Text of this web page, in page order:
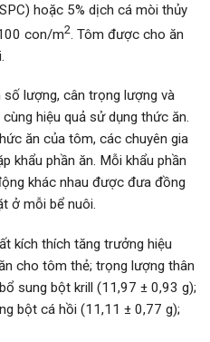
hoặc 5% dịch cá mòi thủy
con/m2. Tôm được cho ăn
lượng, cân trọng lượng và
hiệu quả sử dụng thức ăn.
ăn của tôm, các chuyên gia
khẩu phần ăn. Mỗi khẩu phần
khác nhau được đưa đồng
ở mỗi bể nuôi.
kích thích tăng trưởng hiệu
cho tôm thẻ; trọng lượng thân
sung bột krill (11,97 ± 0,93 g);
bột cá hồi (11,11 ± 0,77 g);